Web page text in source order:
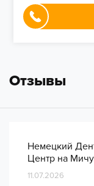
Отзывы
Немецкий
Центр на
11.07.2026